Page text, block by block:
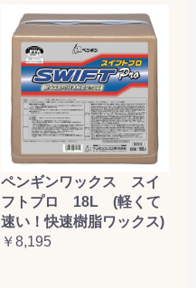
カートへ進む
ペンギンワックス スイ
フトプロ 18L (軽くて
速い！快速樹脂ワックス)
￥8,195